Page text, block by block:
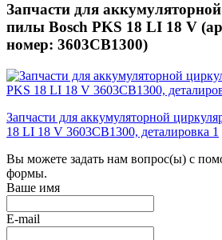
Запчасти для
пилы Bosch PKS 18 LI 18 V
номер: 3603CB1300)
Запчасти для аккумуляторной
18 LI 18 V 3603CB1300, деталировка 1
Вы можете задать нам вопрос(ы) с
формы.
Ваше имя
E-mail